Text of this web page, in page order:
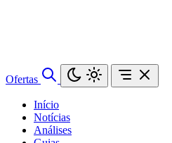
Ofertas
Início
Notícias
Análises